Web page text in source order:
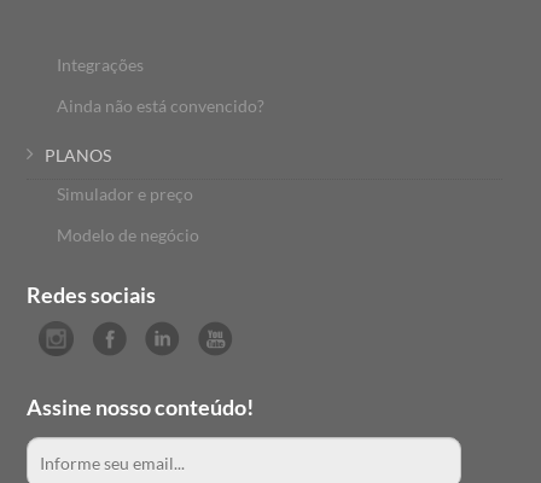
Integrações
Ainda não está convencido?
PLANOS
Simulador e preço
Modelo de negócio
Redes sociais
Assine nosso conteúdo!